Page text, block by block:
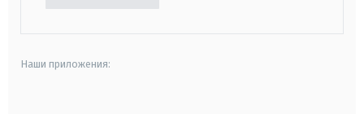
Наши приложения: